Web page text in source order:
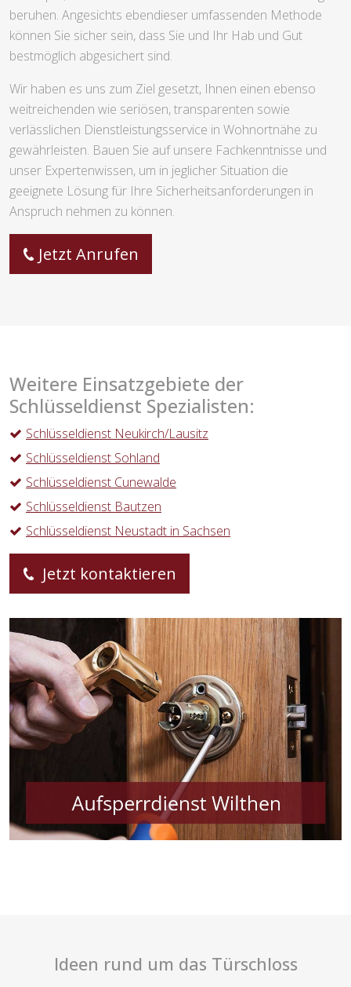
beruhen. Angesichts ebendieser umfassenden Methode
können Sie sicher sein, dass Sie und Ihr Hab und Gut
bestmöglich abgesichert sind.
Wir haben es uns zum Ziel gesetzt, Ihnen einen ebenso
weitreichenden wie seriösen, transparenten sowie
verlässlichen Dienstleistungsservice in Wohnortnähe zu
gewährleisten. Bauen Sie auf unsere Fachkenntnisse und
unser Expertenwissen, um in jeglicher Situation die
geeignete Lösung für Ihre Sicherheitsanforderungen in
Anspruch nehmen zu können.
Jetzt Anrufen
Weitere Einsatzgebiete der
Schlüsseldienst Spezialisten:
Schlüsseldienst Neukirch/Lausitz
Schlüsseldienst Sohland
Schlüsseldienst Cunewalde
Schlüsseldienst Bautzen
Schlüsseldienst Neustadt in Sachsen
Jetzt kontaktieren
Ideen rund um das Türschloss